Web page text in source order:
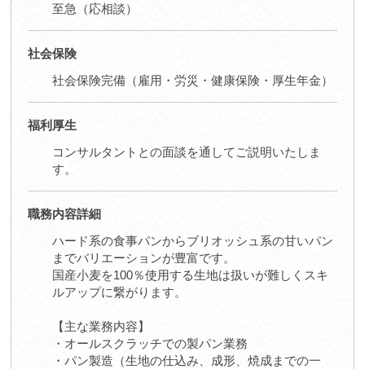
至急（応相談）
社会保険
社会保険完備（雇用・労災・健康保険・厚生年金）
福利厚生
コンサルタントとの面談を通してご説明いたしま
す。
職務内容詳細
ハード系の食事パンからブリオッシュ系の甘いパン
までバリエーションが豊富です。
国産小麦を100％使用する生地は扱いが難しくスキ
ルアップに繋がります。
【主な業務内容】
・オールスクラッチでの製パン業務
・パン製造（生地の仕込み、成形、焼成までの一